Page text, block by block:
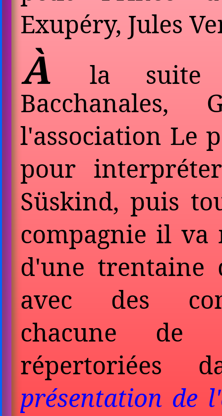
Exupéry, Jules
À
la suite
l'association Le
pour
Süskind, puis
compagnie il va
d'une trentaine
avec des
chacune de
répertoriées
présentation de